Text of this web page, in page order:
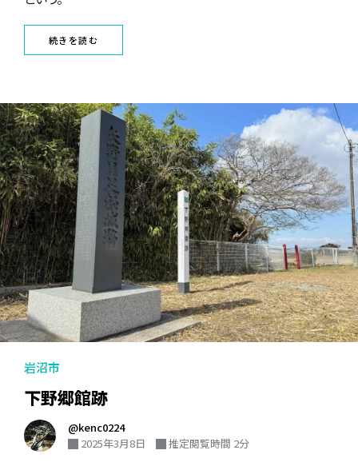
続きを読む
岩沼市
下野郷館跡
@kenc0224
2025年3月8日
推定閲覧時間 2分